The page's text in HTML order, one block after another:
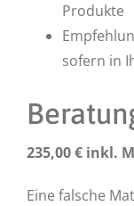
Produkte
sofern in
235,00 € inkl.
Eine falsche